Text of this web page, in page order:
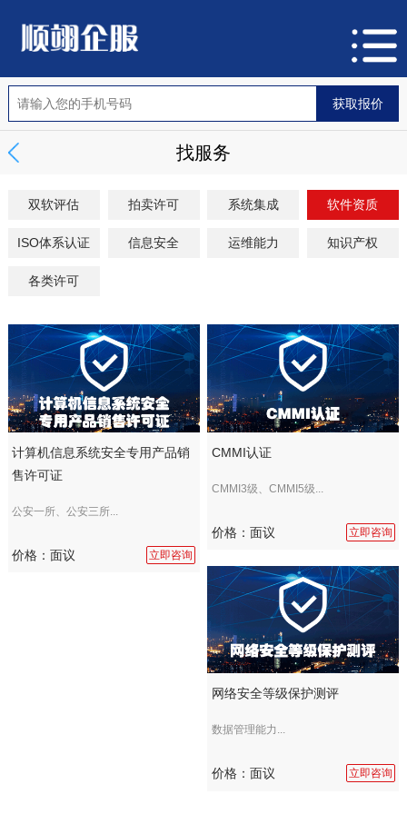
找服务
双软评估 拍卖许可 系统集成 软件资质
ISO体系认证 信息安全 运维能力 知识产权
各类许可
计算机信息系统安全专用产品销
售许可证
公安一所、公安三所...
价格：面议 立即咨询
CMMI认证
CMMI3级、CMMI5级...
价格：面议 立即咨询
网络安全等级保护测评
数据管理能力...
价格：面议 立即咨询